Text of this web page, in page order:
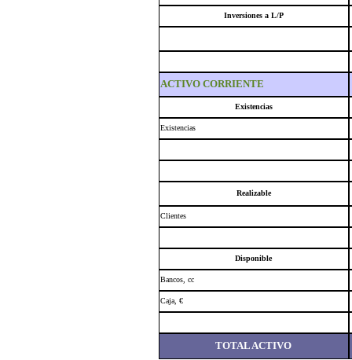
Inversiones a L/P
ACTIVO CORRIENTE
Existencias
Existencias
Realizable
Clientes
Disponible
Bancos, cc
Caja, €
TOTAL ACTIVO